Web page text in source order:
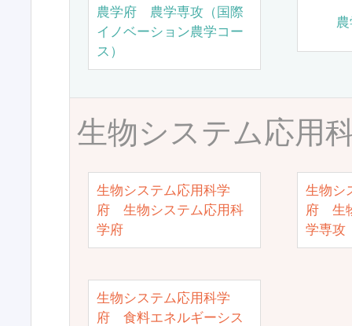
農学府 農学専攻（国際
イノベーション農学コー
ス）
生物システム応用
生物システム応用科学
府 生物システム応用科
学府
生物シ
府 生
学専攻
生物システム応用科学
府 食料エネルギーシス